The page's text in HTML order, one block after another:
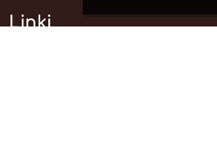
Linki